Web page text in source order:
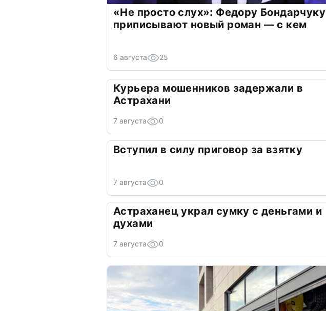
«Не просто слух»: Федору Бондарчуку
приписывают новый роман — с кем
6 августа 25
Курьера мошенников задержали в
Астрахани
7 августа 0
Вступил в силу приговор за взятку
7 августа 0
Астраханец украл сумку с деньгами и
духами
7 августа 0